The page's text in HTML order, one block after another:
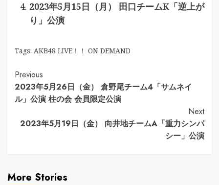
2023年5月15日（月） 田口チームK「逆上が
り」公演
Tags: AKB48 LIVE！！ ON DEMAND
Continue
Reading
Previous
2023年5月26日（金） 倉野尾チーム4「サムネイ
ル」公演 柱の会 会員限定公演
Next
2023年5月19日（金） 向井地チームA「重力シンパ
シー」公演
More Stories